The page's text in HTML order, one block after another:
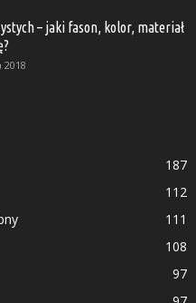
– jaki fason, kolor, materiał
2018
187
112
111
108
97